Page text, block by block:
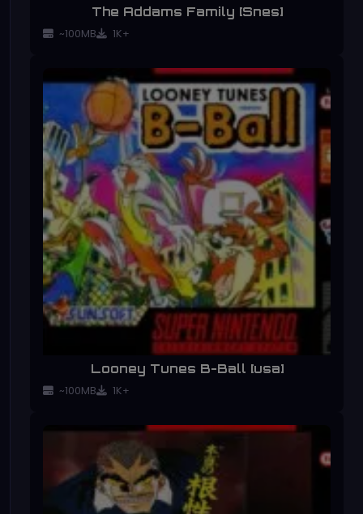
The Addams Family [Snes]
~100MB 1K+
Looney Tunes B-Ball [usa]
~100MB 1K+